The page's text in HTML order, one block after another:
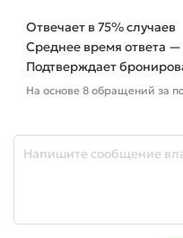
Отвечает в 75% случаев
Среднее время ответа —
Подтверждает
На основе 8 обращений за